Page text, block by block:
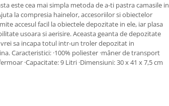
este cea mai simpla metoda de a-ti pastra camasile in
la compresia hainelor, accesoriilor si obiectelor
accesul facil la obiectele depozitate in ele, iar plasa
usoara si aerisire. Aceasta geanta de depozitate
sa incapa totul intr-un troler depozitat in
Caracteristici: ·100% poliester ·mâner de transport
·Capacitate: 9 Litri ·Dimensiuni: 30 x 41 x 7,5 cm